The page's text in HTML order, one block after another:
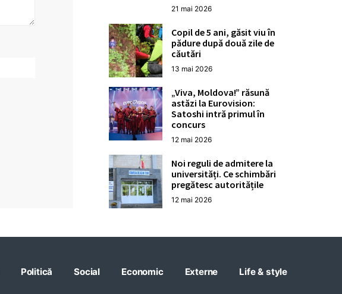
21 mai 2026
Copil de 5 ani, găsit viu în
pădure după două zile de
căutări
13 mai 2026
„Viva, Moldova!” răsună
astăzi la Eurovision:
Satoshi intră primul în
concurs
12 mai 2026
Noi reguli de admitere la
universități. Ce schimbări
pregătesc autoritățile
12 mai 2026
Politică Social Economic Externe
Life & style